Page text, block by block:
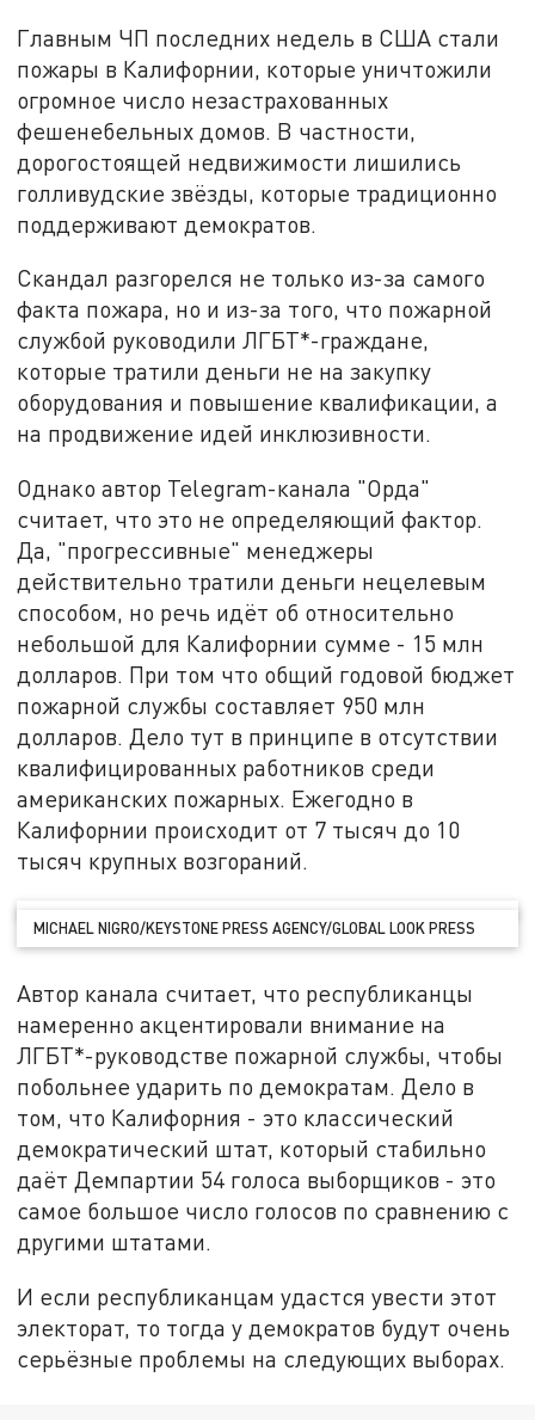
Главным ЧП последних недель в США стали
пожары в Калифорнии, которые уничтожили
огромное число незастрахованных
фешенебельных домов. В частности,
дорогостоящей недвижимости лишились
голливудские звёзды, которые традиционно
поддерживают демократов.
Скандал разгорелся не только из-за самого
факта пожара, но и из-за того, что пожарной
службой руководили ЛГБТ*-граждане,
которые тратили деньги не на закупку
оборудования и повышение квалификации, а
на продвижение идей инклюзивности.
Однако автор Telegram-канала "Орда"
считает, что это не определяющий фактор.
Да, "прогрессивные" менеджеры
действительно тратили деньги нецелевым
способом, но речь идёт об относительно
небольшой для Калифорнии сумме - 15 млн
долларов. При том что общий годовой бюджет
пожарной службы составляет 950 млн
долларов. Дело тут в принципе в отсутствии
квалифицированных работников среди
американских пожарных. Ежегодно в
Калифорнии происходит от 7 тысяч до 10
тысяч крупных возгораний.
MICHAEL NIGRO/KEYSTONE PRESS AGENCY/GLOBAL LOOK PRESS
Автор канала считает, что республиканцы
намеренно акцентировали внимание на
ЛГБТ*-руководстве пожарной службы, чтобы
побольнее ударить по демократам. Дело в
том, что Калифорния - это классический
демократический штат, который стабильно
даёт Демпартии 54 голоса выборщиков - это
самое большое число голосов по сравнению с
другими штатами.
И если республиканцам удастся увести этот
электорат, то тогда у демократов будут очень
серьёзные проблемы на следующих выборах.